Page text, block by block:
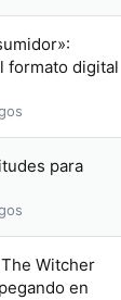
formato digital
para
Witcher
en